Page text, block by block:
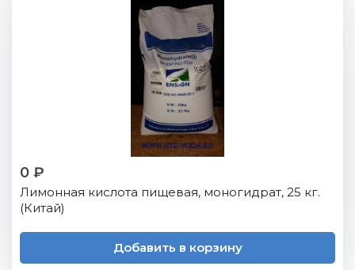
0 ₽
Лимонная кислота пищевая, моногидрат, 25 кг.
(Китай)
Добавить в корзину